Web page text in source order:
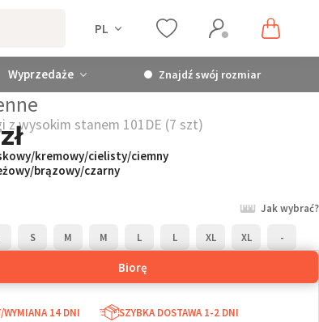
PL
Wyprzedaże Znajdź swój rozmiar
z wysokim stanem 101DE (7 szt)
kremowy/cielisty/ciemny
brązowy/czarny
Jak wybrać?
S M M L L XL XL -
Biorę
WYMIANA 14 DNI SZYBKA DOSTAWA 1-2 DNI